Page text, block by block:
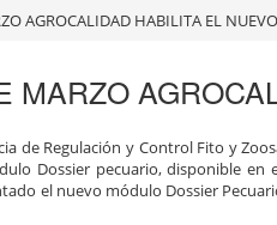
AGROCALIDAD HABILITA EL
MARZO
de Regulación y Control Fito y
Dossier pecuario, disponible
el nuevo módulo Dossier